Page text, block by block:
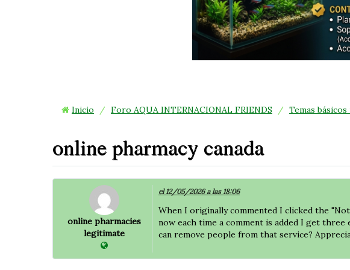
Inicio / Foro AQUA INTERNACIONAL FRIENDS / Temas
online pharmacy canada
online pharmacies
legitimate
el 12/05/2026 a las 18:06
When I originally commented I clicked the
now each time a comment is added I get
can remove people from that service?